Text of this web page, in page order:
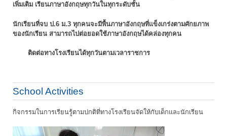
เพิ่มเติม เรียนภาษาอังกฤษทุกวันในทุกระดับชั้น
นักเรียนที่จบ ป.6 ม.3 ทุกคนจะมีพื้นภาษาอังกฤษที่แข็งเกร่งตามศักยภาพ
ของนักเรียน สามารถไปต่อยอดใช้ภาษาอังกฤษได้คล่องทุกคน
ติดต่อทางโรงเรียนได้ทุกวันตามเวลาราชการ
School Activities
กิจกรรมในการเรียนรู้ตามปกติที่ทางโรงเรียนจัดให้กับเด็กและนักเรียน